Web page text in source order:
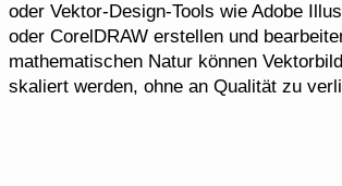
oder Vektor-Design-Tools wie Adobe
oder CorelDRAW erstellen und
mathematischen Natur können
skaliert werden, ohne an Qualität zu